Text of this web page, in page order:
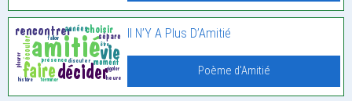
Il N’Y A Plus D’Amitié
Poème d'Amitié